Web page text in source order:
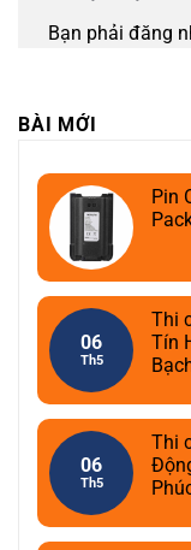
Bạn phải đăng
BÀI MỚI
Pin
06
Th5
Thi
Tín
06
Th5
Thi